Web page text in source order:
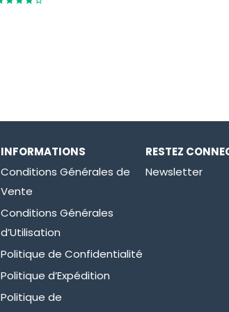
INFORMATIONS
Conditions Générales de
Vente
Conditions Générales
d’Utilisation
Politique de Confidentialité
Politique d’Expédition
Politique de
RESTEZ
Newsletter